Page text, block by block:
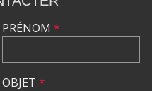
PRÉNOM *
OBJET *